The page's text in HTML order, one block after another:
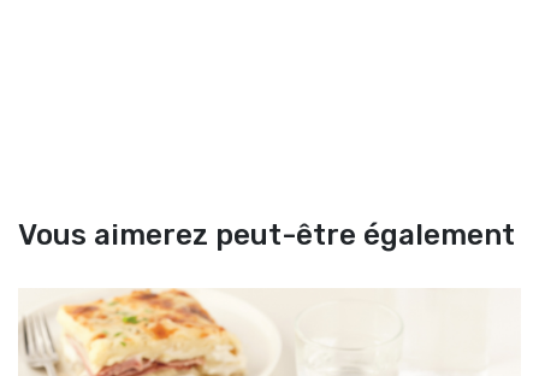
Vous aimerez peut-être également